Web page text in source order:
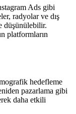
Ads gibi
radyolar ve dış
düşünülebilir.
platformların
hedefleme
pazarlama gibi
daha etkili